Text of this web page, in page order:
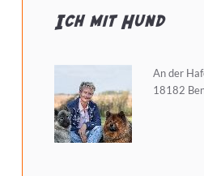
Ich mit Hund
An der
18182